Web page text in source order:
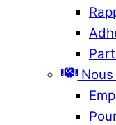
Nous